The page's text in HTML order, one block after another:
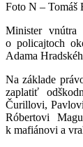
Foto N – Tomáš
Minister
o policajtoch
Adama
Na základe
zaplatiť
Čurillovi,
Róbertovi
k mafiánovi a